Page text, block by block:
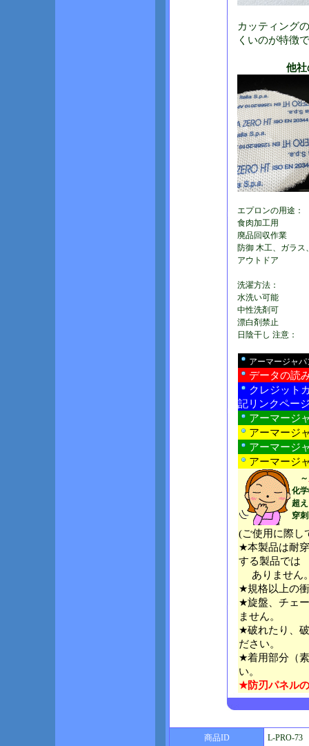
カッティング
くいのが特徴
他社
エプロンの用途：
食肉加工用
廃品回収作業
防御 木工、ガラス
アウトドア
洗濯方法：
水洗い可能
中性洗剤可
漂白剤禁止
日陰干し 注意：
アーマージャ
データの読
クレジット
記リンクペー
アーマージ
アーマージ
アーマージ
アーマージ
～
化
超
穿
(ご使用に際
★本製品は耐
する製品では
ありません
★規格以上の
★旋盤、チェ
ません。
★破れたり、
ださい。
★着用部分（
い。
★防刃パネル
商品ID L-PRO-73